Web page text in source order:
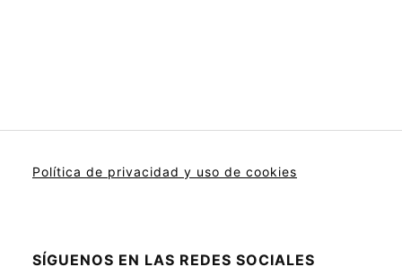
Política de privacidad y uso de cookies
SÍGUENOS EN LAS REDES SOCIALES